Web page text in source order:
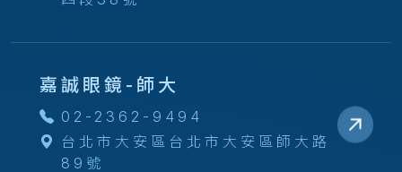
嘉誠眼鏡-師大
02-2362-9494
台北市大安區台北市大安區師大路
89號